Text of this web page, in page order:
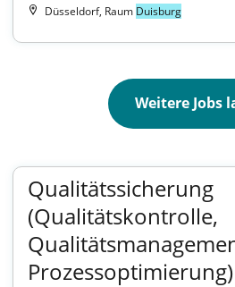
Düsseldorf, Raum Duisburg
Weitere Jobs
Qualitätssicherung
(Qualitätskontrolle,
Prozessoptimierung)